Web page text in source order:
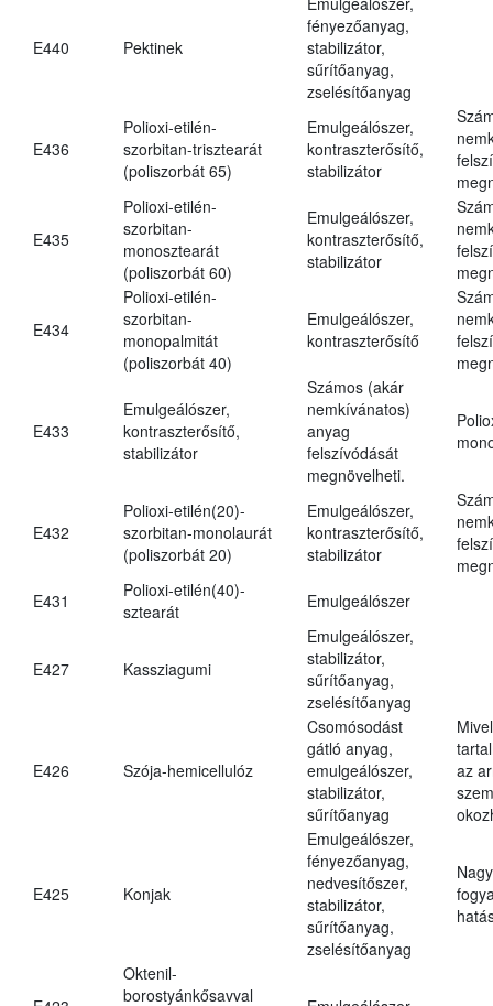
E440 Pektinek
fényezőanyag,
stabilizátor,
sűrítőanyag,
zselésítőanyag
E436
Polioxi-etilén-
szorbitan-trisztearát
(poliszorbát 65)
Emulgeálószer,
kontraszterősítő,
stabilizátor
E435
Polioxi-etilén-
szorbitan-
monosztearát
(poliszorbát 60)
Emulgeálószer,
kontraszterősítő,
stabilizátor
E434
Polioxi-etilén-
szorbitan-
monopalmitát
(poliszorbát 40)
Emulgeálószer,
kontraszterősítő
E433
Emulgeálószer,
kontraszterősítő,
stabilizátor
Számos (akár
nemkívánatos)
anyag
felszívódását
megnövelheti.
E432
Polioxi-etilén(20)-
szorbitan-monolaurát
(poliszorbát 20)
Emulgeálószer,
kontraszterősítő,
stabilizátor
E431
Polioxi-etilén(40)-
sztearát
Emulgeálószer
E427 Kassziagumi
Emulgeálószer,
stabilizátor,
sűrítőanyag,
zselésítőanyag
E426 Szója-hemicellulóz
Csomósodást
gátló anyag,
emulgeálószer,
stabilizátor,
sűrítőanyag
az
E425 Konjak
Emulgeálószer,
fényezőanyag,
nedvesítőszer,
stabilizátor,
sűrítőanyag,
zselésítőanyag
Oktenil-
borostyánkősavval